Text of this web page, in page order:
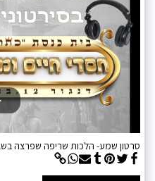
סרטון שמע- הלכות שריפה שפרצה